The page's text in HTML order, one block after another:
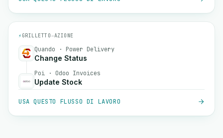
⚡ GRILLETTO→AZIONE
Quando · Power Delivery
Change Status
Poi · Odoo Invoices
Update Stock
USA QUESTO FLUSSO DI LAVORO